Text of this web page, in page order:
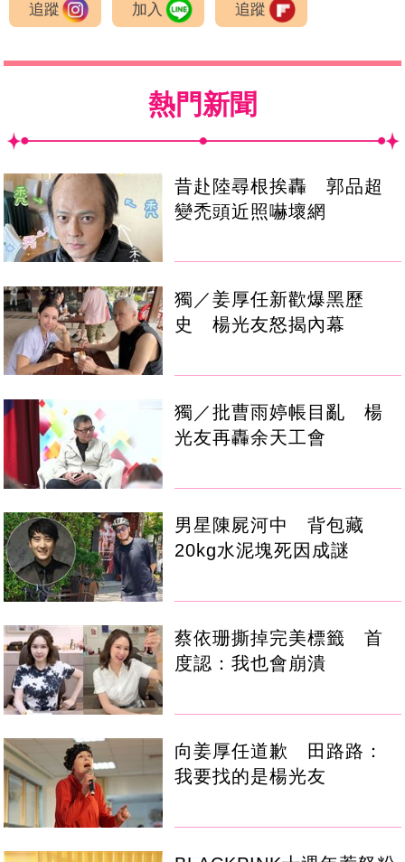
追蹤 加入 追蹤
熱門新聞
昔赴陸尋根挨轟 郭品超
變禿頭近照嚇壞網
獨／姜厚任新歡爆黑歷
史 楊光友怒揭內幕
獨／批曹雨婷帳目亂 楊
光友再轟余天工會
男星陳屍河中 背包藏
20kg水泥塊死因成謎
蔡依珊撕掉完美標籤 首
度認：我也會崩潰
向姜厚任道歉 田路路：
我要找的是楊光友